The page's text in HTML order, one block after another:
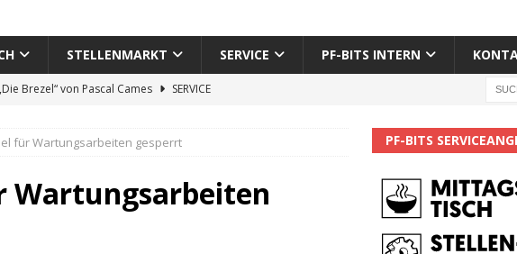
STELLENMARKT SERVICE PF-BITS INTERN
Brezel“ von Pascal Cames
SERVICE
des 65. Fasnetsumzugs Dillweißenstein
PF-BITS INTERN
für Wartungsarbeiten gesperrt
Wartungsarbeiten
PF-BITS